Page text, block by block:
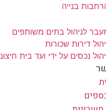
בנייה
לניהול בתים משותפים
דירות שכורות
נכסים על ידי ועד בית חיצוני